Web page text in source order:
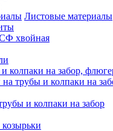
Листовые материалы
хвойная
колпаки на забор,
трубы и колпаки на
и колпаки на забор